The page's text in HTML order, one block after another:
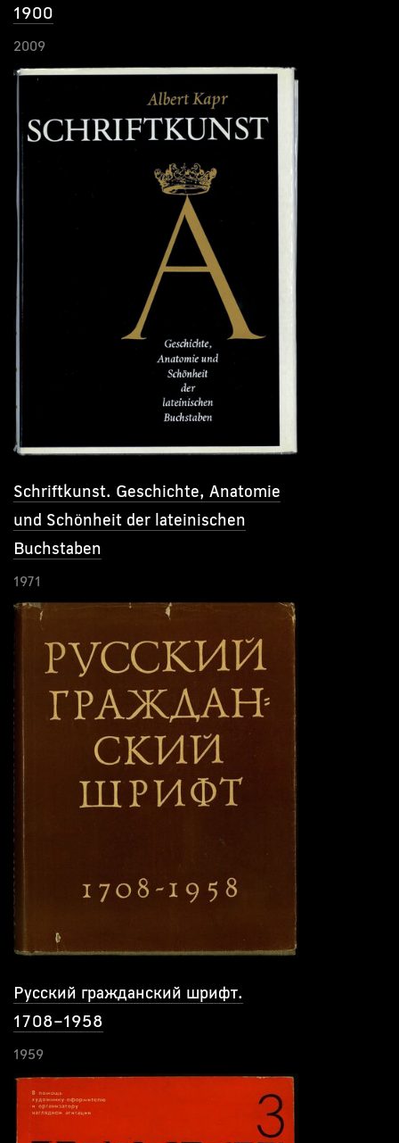
1900
2009
Schriftkunst. Geschichte, Anatomie
und Schönheit der lateinischen
Buchstaben
1971
Русский гражданский шрифт.
1708–1958
1959